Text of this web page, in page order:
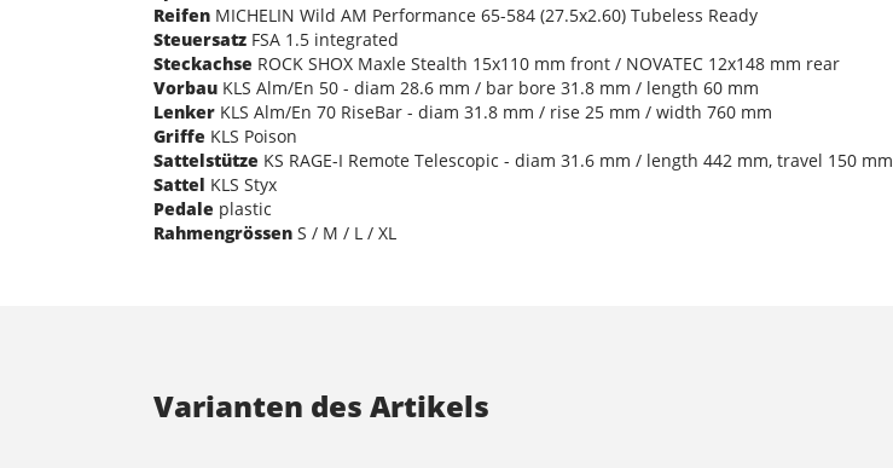
Reifen MICHELIN Wild AM Performance 65-584 (27.5x2.60) Tubeless Ready
Steuersatz FSA 1.5 integrated
Steckachse ROCK SHOX Maxle Stealth 15x110 mm front / NOVATEC 12x148 mm rear
Vorbau KLS Alm/En 50 - diam 28.6 mm / bar bore 31.8 mm / length 60 mm
Lenker KLS Alm/En 70 RiseBar - diam 31.8 mm / rise 25 mm / width 760 mm
Griffe KLS Poison
Sattelstütze KS RAGE-I Remote Telescopic - diam 31.6 mm / length 442 mm, travel 150 mm
Sattel KLS Styx
Pedale plastic
Rahmengrössen S / M / L / XL
Varianten des Artikels